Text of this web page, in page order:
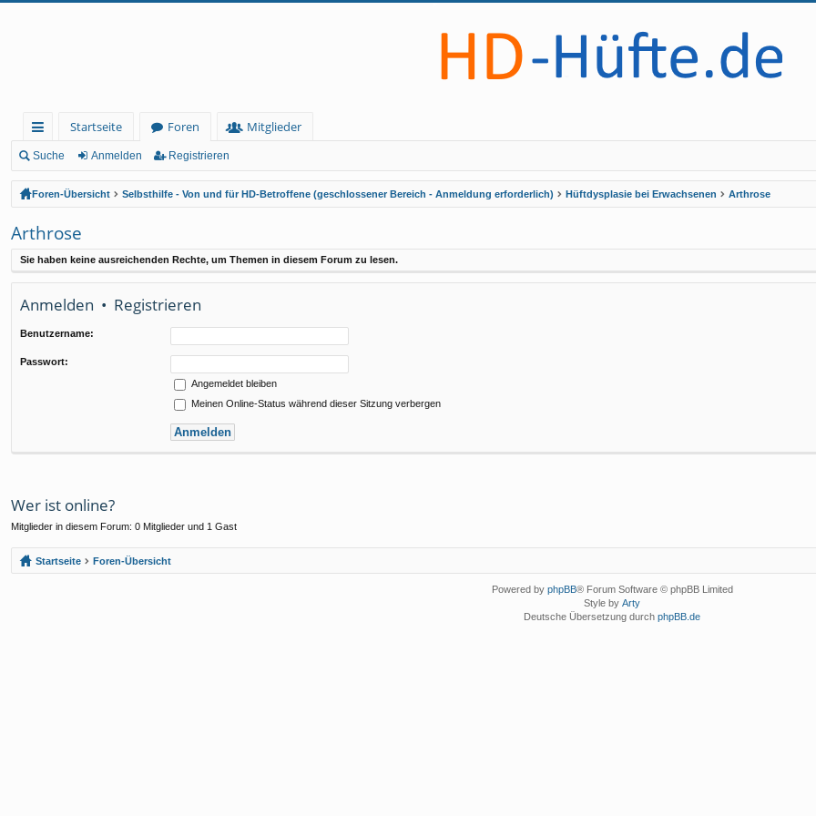
ch
ne
llz
ug
rif
Startseite Foren
Mitglieder
Suche Anmelden Registrieren
Foren-Übersicht Selbsthilfe - Von und für HD-Betroffene (geschlossener Bereich - Anmeldung erforderlich) Hüftdysplasie bei Erwachsenen Arthrose
Arthrose
Sie haben keine ausreichenden Rechte, um Themen in diesem Forum zu lesen.
Anmelden • Registrieren
Benutzername:
Passwort:
Angemeldet bleiben
Meinen Online-Status während dieser Sitzung verbergen
Wer ist online?
Mitglieder in diesem Forum: 0 Mitglieder und 1 Gast
Startseite Foren-Übersicht
Powered by phpBB® Forum Software © phpBB Limited
Style by Arty
Deutsche Übersetzung durch phpBB.de